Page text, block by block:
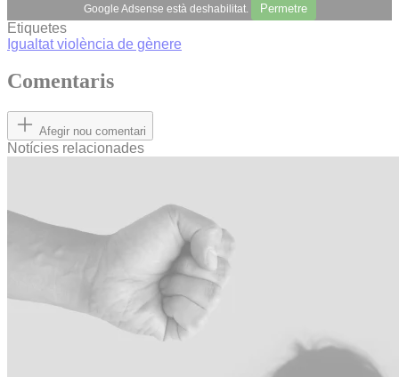
Google Adsense està deshabilitat. Permetre
Etiquetes
Igualtatviolència de gènere
Comentaris
Afegir nou comentari
Notícies relacionades